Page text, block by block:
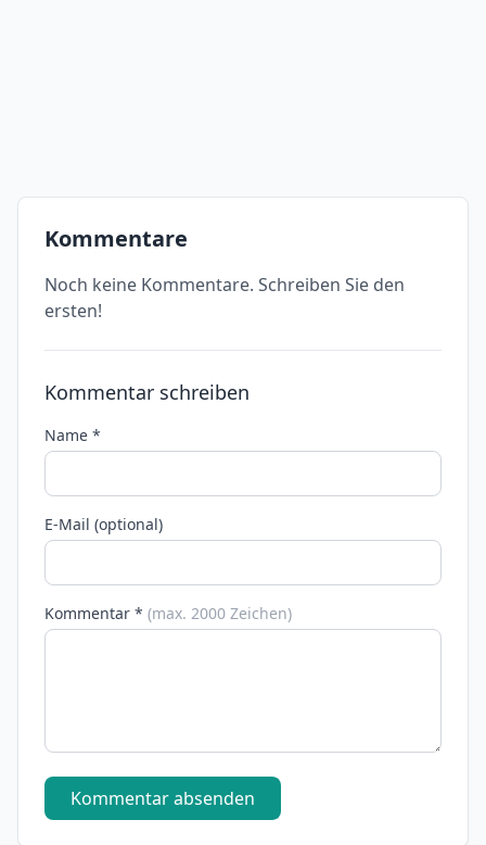
Kommentare
Noch keine Kommentare. Schreiben Sie den
ersten!
Kommentar schreiben
Name *
E-Mail (optional)
Kommentar * (max. 2000 Zeichen)
Kommentar absenden